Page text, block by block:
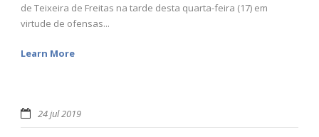
de Teixeira de Freitas na tarde desta quarta-feira (17) em
virtude de ofensas...
Learn More
24 jul 2019